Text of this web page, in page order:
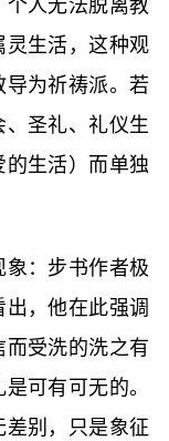
个人无法脱离教
灵生活，这种观
为祈祷派。若
圣礼、礼仪生
生活）而单独
：步书作者极
，他在此强调
受洗的洗之有
可有可无的。
别，只是象征